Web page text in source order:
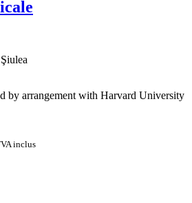
arrangement with Harvard University
inclus